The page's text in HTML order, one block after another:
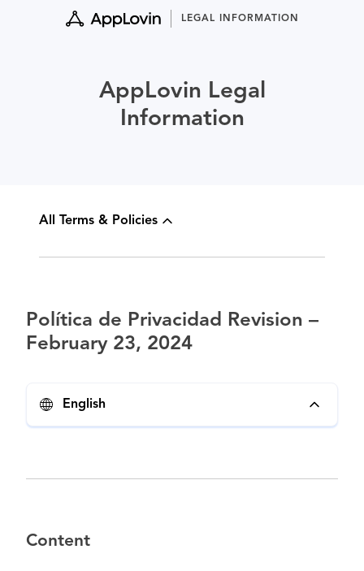
LEGAL INFORMATION
AppLovin Legal
Information
All Terms & Policies
Política de Privacidad Revision –
February 23, 2024
English
Content